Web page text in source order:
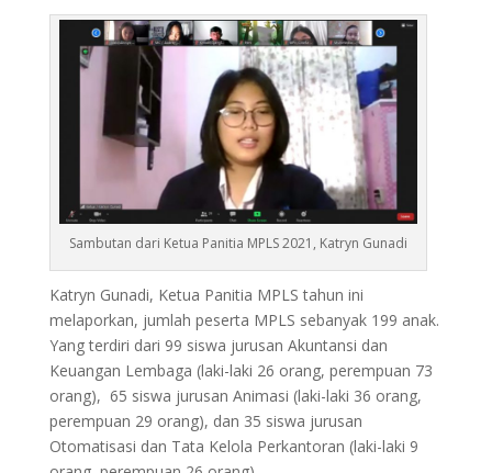
Sambutan dari Ketua Panitia MPLS 2021, Katryn Gunadi
Katryn Gunadi, Ketua Panitia MPLS tahun ini
melaporkan, jumlah peserta MPLS sebanyak 199 anak.
Yang terdiri dari 99 siswa jurusan Akuntansi dan
Keuangan Lembaga (laki-laki 26 orang, perempuan 73
orang), 65 siswa jurusan Animasi (laki-laki 36 orang,
perempuan 29 orang), dan 35 siswa jurusan
Otomatisasi dan Tata Kelola Perkantoran (laki-laki 9